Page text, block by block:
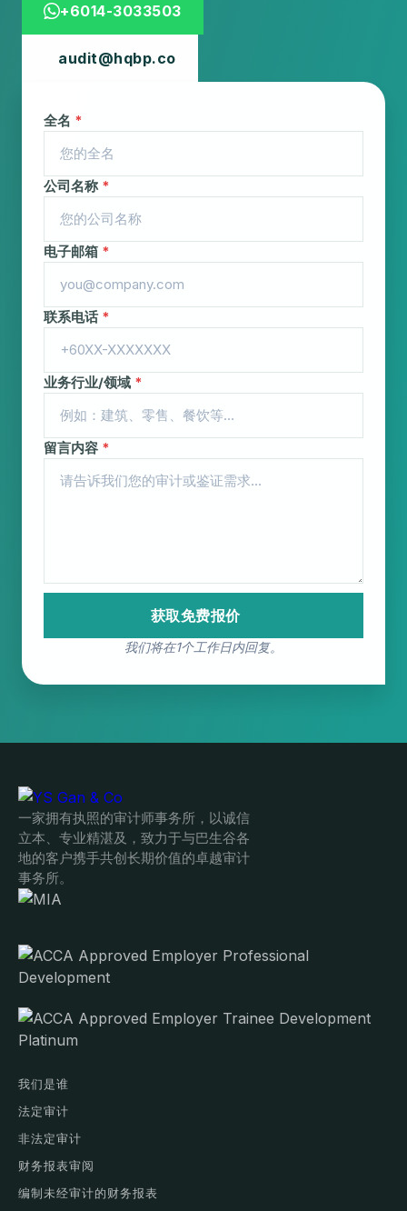
+6014-3033503
audit@hqbp.co
全名 *
公司名称 *
电子邮箱 *
联系电话 *
业务行业/领域 *
留言内容 *
获取免费报价
我们将在1个工作日内回复。
一家拥有执照的审计师事务所，以诚信
立本、专业精湛及，致力于与巴生谷各
地的客户携手共创长期价值的卓越审计
事务所。
我们是谁
法定审计
非法定审计
财务报表审阅
编制未经审计的财务报表